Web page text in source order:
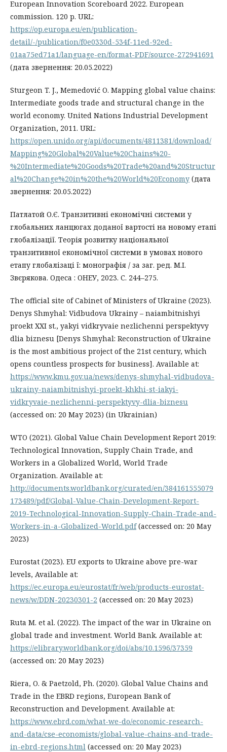
European Innovation Scoreboard 2022. European
commission. 120 p. URL:
https://op.europa.eu/en/publication-
detail/-/publication/f0e0330d-534f-11ed-92ed-
01aa75ed71a1/language-en/format-PDF/source-272941691
(дата звернення: 20.05.2022)
Sturgeon T. J., Memedović O. Mapping global value chains:
Intermediate goods trade and structural change in the
world economy. United Nations Industrial Development
Organization, 2011. URL:
https://open.unido.org/api/documents/4811381/download/
Mapping%20Global%20Value%20Chains%20-
%20Intermediate%20Goods%20Trade%20and%20Structur
al%20Change%20in%20the%20World%20Economy (дата
звернення: 20.05.2022)
Патлатой О.Є. Транзитивні економічні системи у
глобальних ланцюгах доданої вартості на новому етапі
глобалізації. Теорія розвитку національної
транзитивної економічної системи в умовах нового
етапу глобалізаці ї: монографія / за заг. ред. М.І.
Звєрякова. Одеса : ОНЕУ, 2023. С. 244–275.
The official site of Cabinet of Ministers of Ukraine (2023).
Denys Shmyhal: Vidbudova Ukrainy – naiambitnishyi
proekt ХХI st., yakyi vidkryvaie nezlichenni perspektyvy
dlia biznesu [Denys Shmyhal: Reconstruction of Ukraine
is the most ambitious project of the 21st century, which
opens countless prospects for business]. Available at:
https://www.kmu.gov.ua/news/denys-shmyhal-vidbudova-
ukrainy-naiambitnishyi-proekt-khkhi-st-iakyi-
vidkryvaie-nezlichenni-perspektyvy-dlia-biznesu
(accessed on: 20 May 2023) (in Ukrainian)
WTO (2021). Global Value Chain Development Report 2019:
Technological Innovation, Supply Chain Trade, and
Workers in a Globalized World, World Trade
Organization. Available at:
http://documents.worldbank.org/curated/en/384161555079
173489/pdf/Global-Value-Chain-Development-Report-
2019-Technological-Innovation-Supply-Chain-Trade-and-
Workers-in-a-Globalized-World.pdf(accessed on: 20 May
2023)
Eurostat (2023). EU exports to Ukraine above pre-war
levels, Available at:
https://ec.europa.eu/eurostat/fr/web/products-eurostat-
news/w/DDN-20230301-2 (accessed on: 20 May 2023)
Ruta M. et al. (2022). The impact of the war in Ukraine on
global trade and investment. World Bank. Available at:
https://elibrary.worldbank.org/doi/abs/10.1596/37359
(accessed on: 20 May 2023)
Riera, O. & Paetzold, Ph. (2020). Global Value Chains and
Trade in the EBRD regions, European Bank of
Reconstruction and Development. Available at:
https://www.ebrd.com/what-we-do/economic-research-
and-data/cse-economists/global-value-chains-and-trade-
in-ebrd-regions.html (accessed on: 20 May 2023)